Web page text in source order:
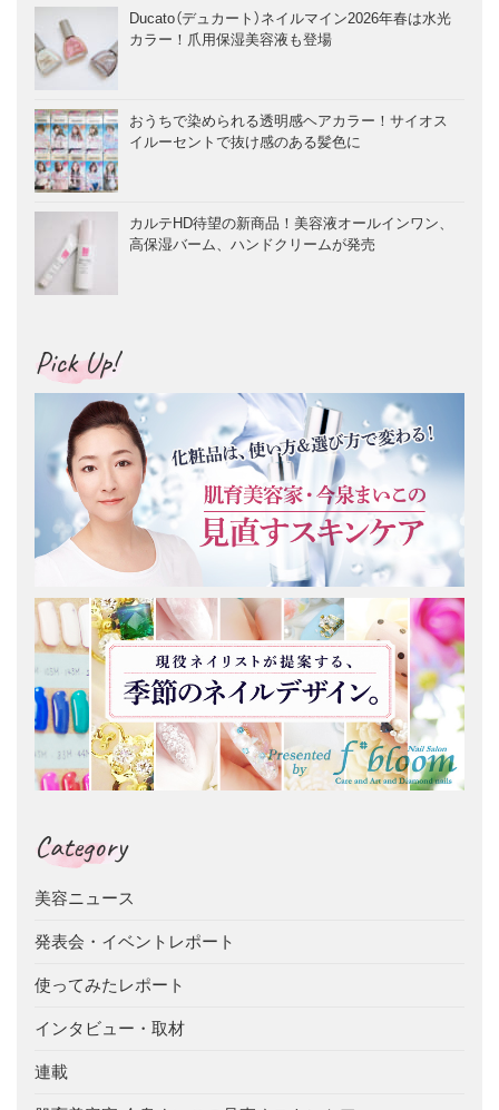
Ducato（デュカート）ネイルマイン2026年春は水光
カラー！爪用保湿美容液も登場
おうちで染められる透明感ヘアカラー！サイオス
イルーセントで抜け感のある髪色に
カルテHD待望の新商品！美容液オールインワン、
高保湿バーム、ハンドクリームが発売
Pick Up!
Category
美容ニュース
発表会・イベントレポート
使ってみたレポート
インタビュー・取材
連載